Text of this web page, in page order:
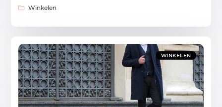
Winkelen
WINKELEN